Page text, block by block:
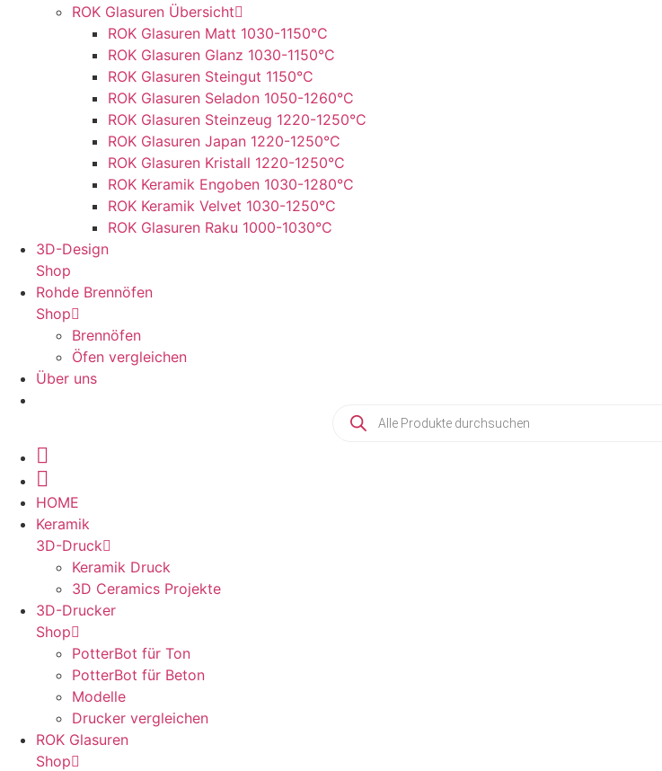
ROK Glasuren Übersicht
ROK Glasuren Matt 1030-1150°C
ROK Glasuren Glanz 1030-1150°C
ROK Glasuren Steingut 1150°C
ROK Glasuren Seladon 1050-1260°C
ROK Glasuren Steinzeug 1220-1250°C
ROK Glasuren Japan 1220-1250°C
ROK Glasuren Kristall 1220-1250°C
ROK Keramik Engoben 1030-1280°C
ROK Keramik Velvet 1030-1250°C
ROK Glasuren Raku 1000-1030°C
3D-Design
Shop
Rohde Brennöfen
Shop
Brennöfen
Öfen vergleichen
Über uns
HOME
Keramik
3D-Druck
Keramik Druck
3D Ceramics Projekte
3D-Drucker
Shop
PotterBot für Ton
PotterBot für Beton
Modelle
Drucker vergleichen
ROK Glasuren
Shop